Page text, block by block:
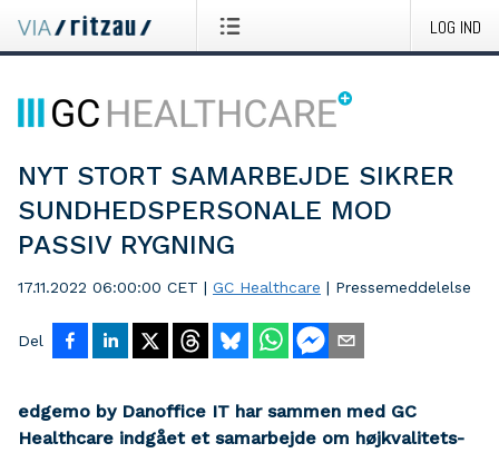
LOG IND
NYT STORT SAMARBEJDE SIKRER
SUNDHEDSPERSONALE MOD
PASSIV RYGNING
17.11.2022 06:00:00 CET | GC Healthcare | Pressemeddelelse
Del
edgemo by Danoffice IT har sammen med GC
Healthcare indgået et samarbejde om højkvalitets-